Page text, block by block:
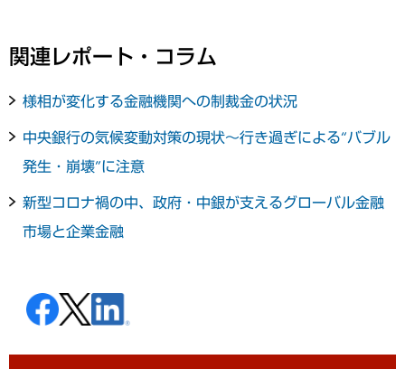
関連レポート・コラム
様相が変化する金融機関への制裁金の状況
中央銀行の気候変動対策の現状～行き過ぎによる“バブル
発生・崩壊”に注意
新型コロナ禍の中、政府・中銀が支えるグローバル金融
市場と企業金融